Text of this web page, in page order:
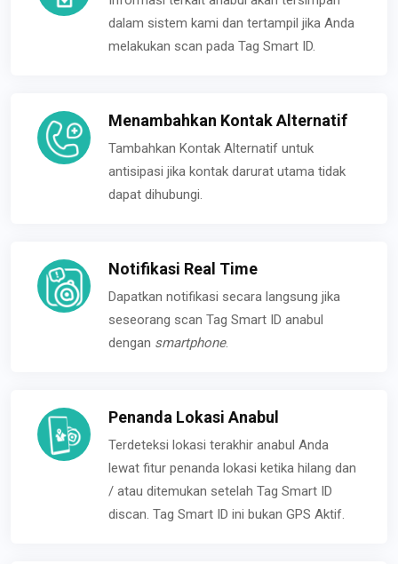
dalam sistem kami dan tertampil jika Anda
melakukan scan pada Tag Smart ID.
Menambahkan Kontak Alternatif
Tambahkan Kontak Alternatif untuk
antisipasi jika kontak darurat utama tidak
dapat dihubungi.
Notifikasi Real Time
Dapatkan notifikasi secara langsung jika
seseorang scan Tag Smart ID anabul
dengan smartphone.
Penanda Lokasi Anabul
Terdeteksi lokasi terakhir anabul Anda
lewat fitur penanda lokasi ketika hilang dan
/ atau ditemukan setelah Tag Smart ID
discan. Tag Smart ID ini bukan GPS Aktif.